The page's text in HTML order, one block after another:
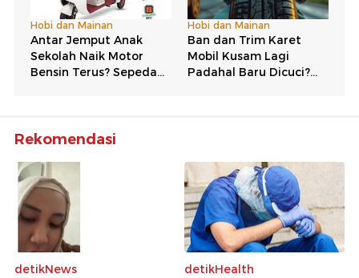
Rekomendasi
detikNews
detikHealth